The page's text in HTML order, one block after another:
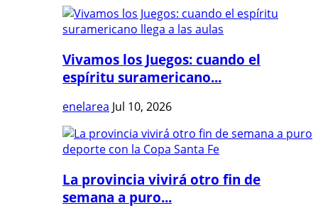
Vivamos los Juegos: cuando el
espíritu suramericano...
enelarea Jul 10, 2026
La provincia vivirá otro fin de
semana a puro...